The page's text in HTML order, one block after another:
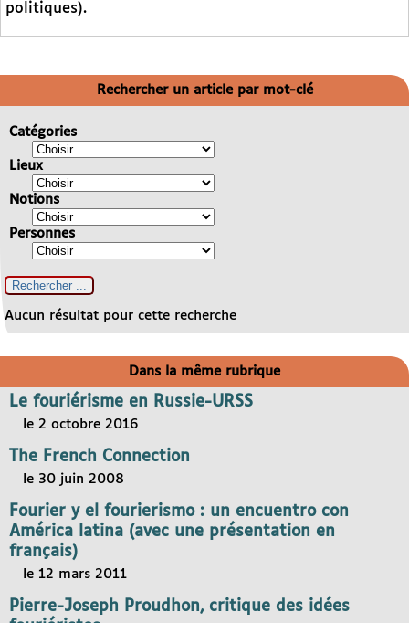
politiques).
Rechercher un article par mot-clé
Catégories
Lieux
Notions
Personnes
Aucun résultat pour cette recherche
Dans la même rubrique
Le fouriérisme en Russie-URSS
le 2 octobre 2016
The French Connection
le 30 juin 2008
Fourier y el fourierismo : un encuentro con
América latina (avec une présentation en
français)
le 12 mars 2011
Pierre-Joseph Proudhon, critique des idées